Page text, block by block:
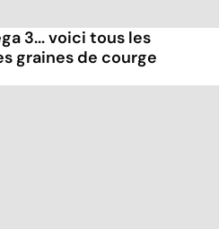
3... voici tous les
graines de courge